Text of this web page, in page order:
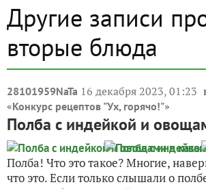
Другие записи
вторые блюда
28101959NaTa 16 декабря 2023, 01:23
«Конкурс рецептов "Ух, горячо!"»
Полба с индейкой и
Полба! Что это такое? Многие,
что это. Если только слышали о